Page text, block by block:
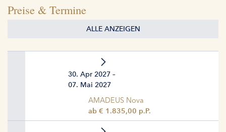
Preise & Termine
ALLE ANZEIGEN
30. Apr 2027 –
07. Mai 2027
AMADEUS Nova
ab € 1.835,00 p.P.